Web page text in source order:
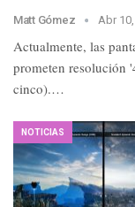
Matt Gómez Abr
Actualmente, las
prometen resolución
cinco).…
NOTICIAS